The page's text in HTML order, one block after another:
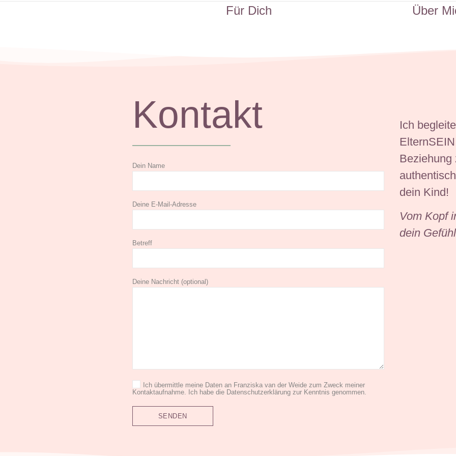
Für Dich Über
Kontakt
Dein Name
Deine E-Mail-Adresse
Betreff
Deine Nachricht (optional)
Ich übermittle meine Daten an Franziska van der Weide zum Zweck meiner
Kontaktaufnahme. Ich habe die Datenschutzerklärung zur Kenntnis genommen.
Ich
Beziehung
dein Kind!
Vom Kopf
dein